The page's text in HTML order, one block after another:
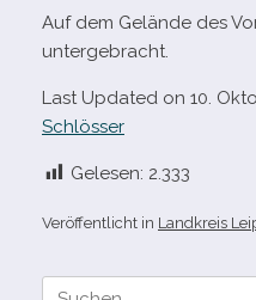
Auf dem Gelände des
untergebracht.
Last Updated on 10.
Schlösser
Gelesen: 2.333
Veröffentlicht in Landkreis
Suche